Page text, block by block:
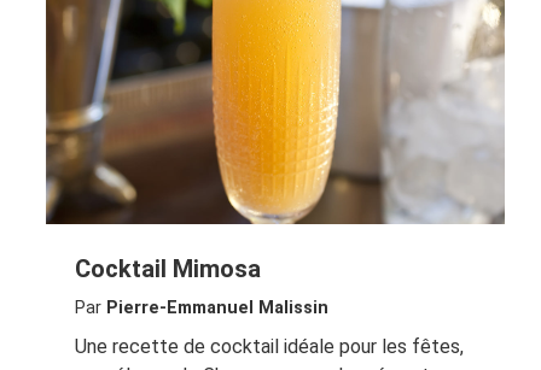
Cocktail Mimosa
Par Pierre-Emmanuel Malissin
Une recette de cocktail idéale pour les fêtes,